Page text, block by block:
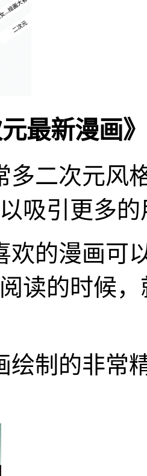
元最新漫画
多二次元风
吸引更多
欢的漫画可
读的时候
绘制的非常